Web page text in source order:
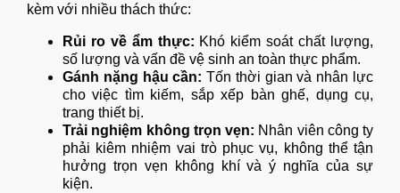
kèm với nhiều thách thức:
Rủi ro về ẩm thực: Khó kiểm soát chất lượng,
số lượng và vấn đề vệ sinh an toàn thực phẩm.
Gánh nặng hậu cần:Tốn thời gian và nhân lực
cho việc tìm kiếm, sắp xếp bàn ghế, dụng cụ,
trang thiết bị.
Trải nghiệm không trọn vẹn: Nhân viên công ty
phải kiêm nhiệm vai trò phục vụ, không thể tận
hưởng trọn vẹn không khí và ý nghĩa của sự
kiện.